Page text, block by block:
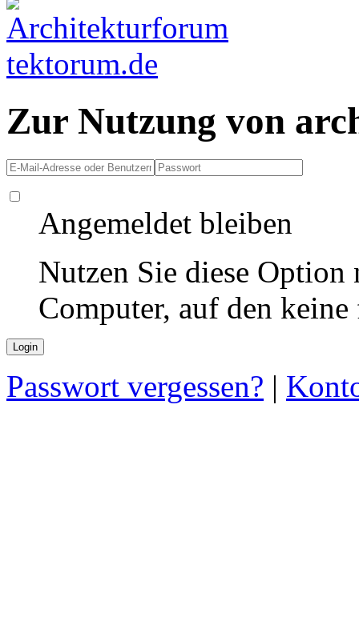
Zur Nutzung von
Angemeldet bleiben
Nutzen Sie diese
Computer, auf den
Passwort vergessen? |